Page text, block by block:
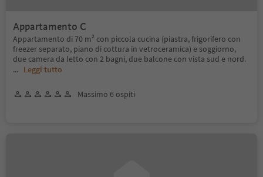
Appartamento C
Appartamento di 70 m² con piccola cucina (piastra, frigorifero con
freezer separato, piano di cottura in vetroceramica) e soggiorno,
due camera da letto con 2 bagni, due balcone con vista sud e nord.
... Leggi tutto
Massimo 6 ospiti